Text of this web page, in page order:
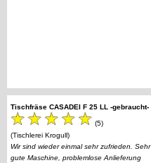
Tischfräse CASADEI F 25 LL -gebraucht-
(5)
(Tischlerei Krogull)
Wir sind wieder einmal sehr zufrieden. Sehr
gute Maschine, problemlose Anlieferung